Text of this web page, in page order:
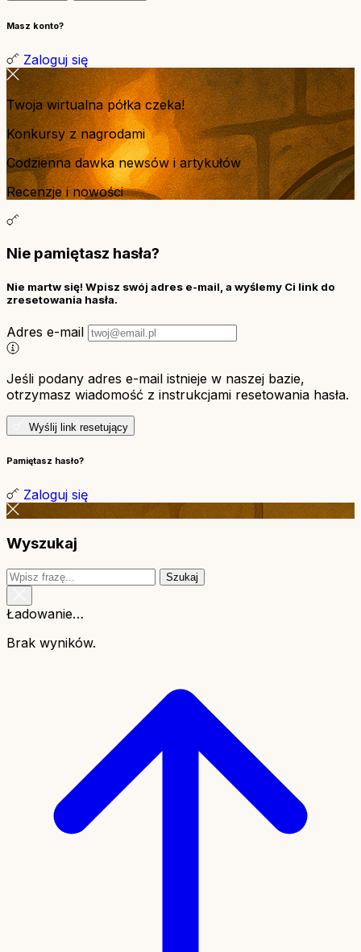
Masz konto?
Zaloguj się
Twoja wirtualna półka czeka!
Konkursy z nagrodami
Codzienna dawka newsów i artykułów
Recenzje i nowości
Nie pamiętasz hasła?
Nie martw się! Wpisz swój adres e-mail, a wyślemy Ci link do
zresetowania hasła.
Adres e-mail
Jeśli podany adres e-mail istnieje w naszej bazie,
otrzymasz wiadomość z instrukcjami resetowania hasła.
Wyślij link resetujący
Pamiętasz hasło?
Zaloguj się
Wyszukaj
Szukaj
Ładowanie…
Brak wyników.